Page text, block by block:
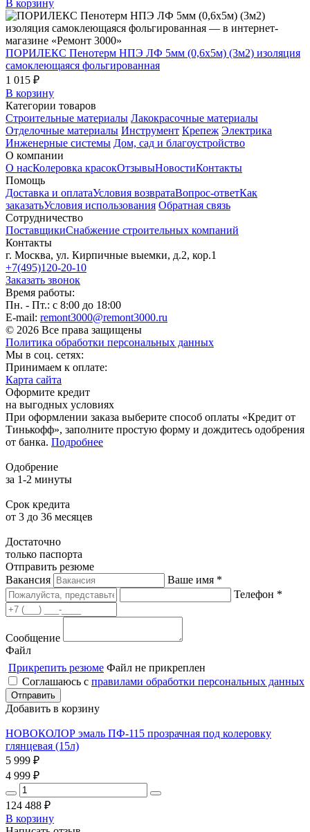
В корзину
ПОРИЛЕКС Пенотерм НПЭ ЛФ 5мм (0,6х5м) (3м2) изоляция
самоклеющаяся фольгированная
1 015 ₽
В корзину
Категории товаров
Строительные материалы Лакокрасочные материалы
Отделочные материалы Инструмент Крепеж Электрика
Инженерные системы Дом, сад и благоустройство
О компании
О насКолеровка красокОтзывыНовостиКонтакты
Помощь
Доставка и оплатаУсловия возвратаВопрос-ответКак
заказатьУсловия использования Обратная связь
Сотрудничество
ПоставщикиСнабжение строительных компаний
Контакты
г. Москва, ул. Кирпичные выемки, д.2, кор.1
+7(495)120-20-10
Заказать звонок
Время работы:
Пн. - Пт.: с 8:00 до 18:00
E-mail: remont3000@remont3000.ru
© 2026 Все права защищены
Политика обработки персональных данных
Мы в соц. сетях:
Принимаем к оплате:
Карта сайта
Оформите кредит
на выгодных условиях
При оформлении заказа выберите способ оплаты «Кредит от
Тинькофф», заполните простую форму и дождитесь одобрения
от банка. Подробнее
Одобрение
за 1-2 минуты
Срок кредита
от 3 до 36 месяцев
Достаточно
только паспорта
Отправить резюме
Вакансия
Ваше имя *
Телефон *
Сообщение
Файл
Прикрепить резюме Файл не прикреплен
Соглашаюсь с правилами обработки персональных данных
Добавить в корзину
НОВОКОЛОР эмаль ПФ-115 прозрачная под колеровку
глянцевая (15л)
5 999 ₽
4 999 ₽
124 488 ₽
В корзину